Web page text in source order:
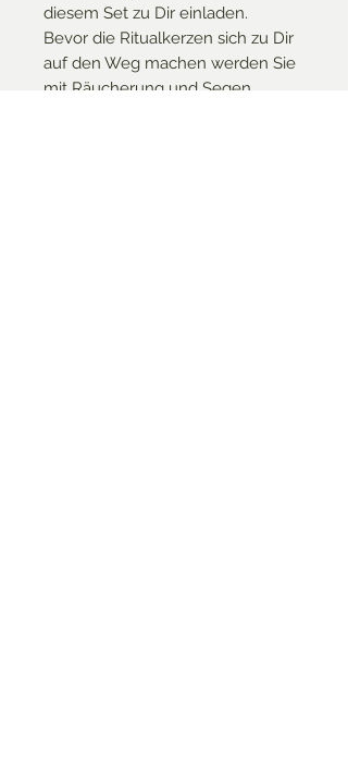
diesem Set zu Dir einladen.
Bevor die Ritualkerzen sich zu Dir
auf den Weg machen werden Sie
mit Räucherung und Segen